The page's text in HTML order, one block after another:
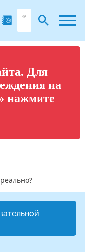
Для
на
нажмите